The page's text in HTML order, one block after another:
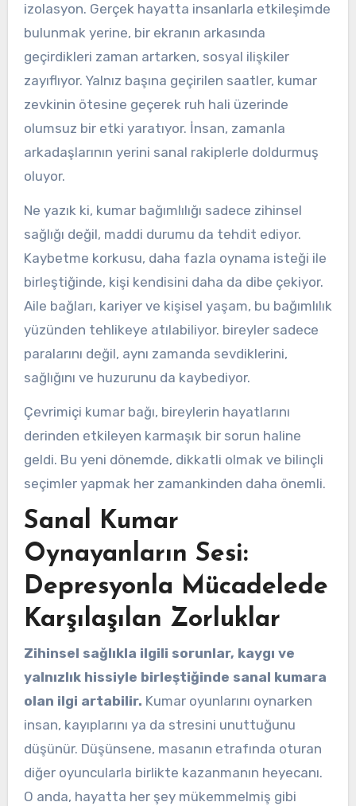
izolasyon. Gerçek hayatta insanlarla etkileşimde
bulunmak yerine, bir ekranın arkasında
geçirdikleri zaman artarken, sosyal ilişkiler
zayıflıyor. Yalnız başına geçirilen saatler, kumar
zevkinin ötesine geçerek ruh hali üzerinde
olumsuz bir etki yaratıyor. İnsan, zamanla
arkadaşlarının yerini sanal rakiplerle doldurmuş
oluyor.
Ne yazık ki, kumar bağımlılığı sadece zihinsel
sağlığı değil, maddi durumu da tehdit ediyor.
Kaybetme korkusu, daha fazla oynama isteği ile
birleştiğinde, kişi kendisini daha da dibe çekiyor.
Aile bağları, kariyer ve kişisel yaşam, bu bağımlılık
yüzünden tehlikeye atılabiliyor. bireyler sadece
paralarını değil, aynı zamanda sevdiklerini,
sağlığını ve huzurunu da kaybediyor.
Çevrimiçi kumar bağı, bireylerin hayatlarını
derinden etkileyen karmaşık bir sorun haline
geldi. Bu yeni dönemde, dikkatli olmak ve bilinçli
seçimler yapmak her zamankinden daha önemli.
Sanal Kumar
Oynayanların Sesi:
Depresyonla Mücadelede
Karşılaşılan Zorluklar
Zihinsel sağlıkla ilgili sorunlar, kaygı ve
yalnızlık hissiyle birleştiğinde sanal kumara
olan ilgi artabilir. Kumar oyunlarını oynarken
insan, kayıplarını ya da stresini unuttuğunu
düşünür. Düşünsene, masanın etrafında oturan
diğer oyuncularla birlikte kazanmanın heyecanı.
O anda, hayatta her şey mükemmelmiş gibi